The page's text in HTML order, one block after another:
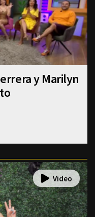
y Marilyn